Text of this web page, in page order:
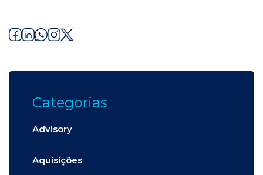
Categorias
Advisory
Aquisições